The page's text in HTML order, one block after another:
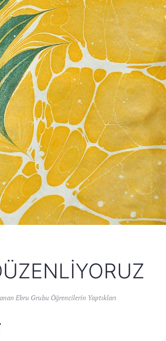
Ebru Grubu Öğrencilerin Yaptıkları